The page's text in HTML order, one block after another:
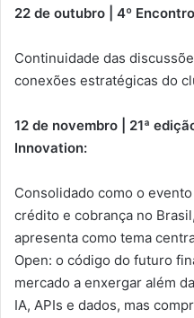
22 de outubro | 4º
Continuidade das
conexões estratégicas do
12 de novembro | 21ª
Innovation:
Consolidado como o
crédito e cobrança no
apresenta como tema
Open: o código do futuro
mercado a enxergar além
IA, APIs e dados, mas